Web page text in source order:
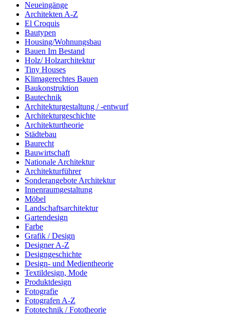
Neueingänge
Architekten A-Z
El Croquis
Bautypen
Housing/Wohnungsbau
Bauen Im Bestand
Holz/ Holzarchitektur
Tiny Houses
Klimagerechtes Bauen
Baukonstruktion
Bautechnik
Architekturgestaltung / -entwurf
Architekturgeschichte
Architekturtheorie
Städtebau
Baurecht
Bauwirtschaft
Nationale Architektur
Architekturführer
Sonderangebote Architektur
Innenraumgestaltung
Möbel
Landschaftsarchitektur
Gartendesign
Farbe
Grafik / Design
Designer A-Z
Designgeschichte
Design- und Medientheorie
Textildesign, Mode
Produktdesign
Fotografie
Fotografen A-Z
Fototechnik / Fototheorie